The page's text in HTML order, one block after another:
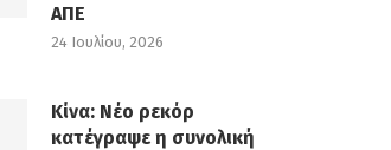
ΑΠΕ
24 Ιουλίου, 2026
Κίνα: Νέο ρεκόρ
κατέγραψε η συνολική